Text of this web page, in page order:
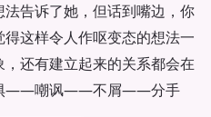
告诉了她，但话到嘴边，你
这样令人作呕变态的想法一
还有建立起来的关系都会在
——嘲讽——不屑——分手